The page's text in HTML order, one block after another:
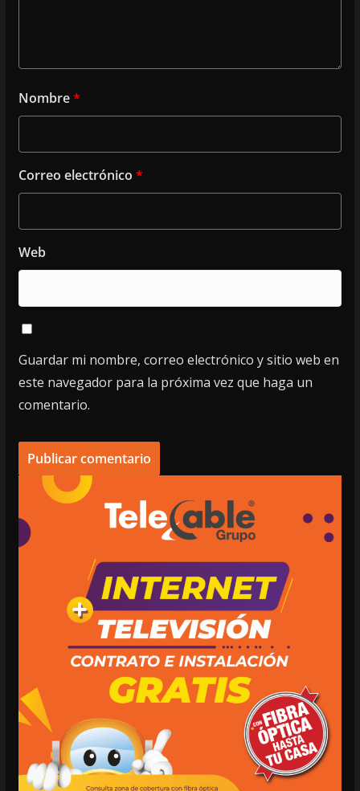
Nombre*
Correo electrónico *
Web
Guardar mi nombre, correo electrónico y sitio web en
este navegador para la próxima vez que haga un
comentario.